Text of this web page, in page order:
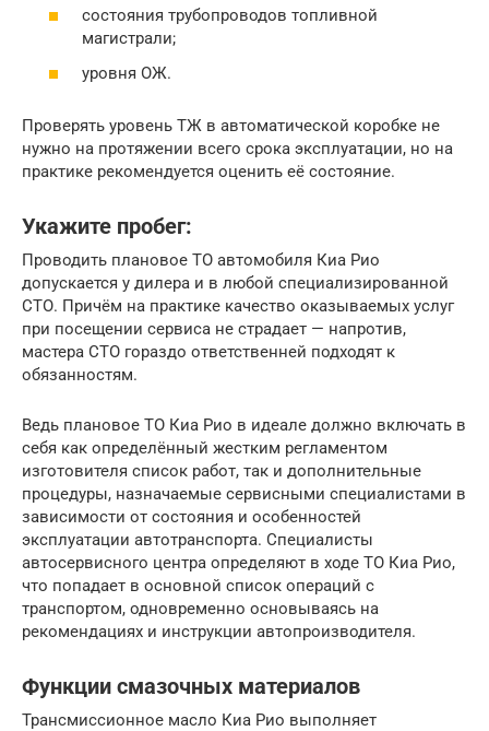
состояния трубопроводов топливной
магистрали;
уровня ОЖ.
Проверять уровень ТЖ в автоматической коробке не
нужно на протяжении всего срока эксплуатации, но на
практике рекомендуется оценить её состояние.
Укажите пробег:
Проводить плановое ТО автомобиля Киа Рио
допускается у дилера и в любой специализированной
СТО. Причём на практике качество оказываемых услуг
при посещении сервиса не страдает — напротив,
мастера СТО гораздо ответственней подходят к
обязанностям.
Ведь плановое ТО Киа Рио в идеале должно включать в
себя как определённый жестким регламентом
изготовителя список работ, так и дополнительные
процедуры, назначаемые сервисными специалистами в
зависимости от состояния и особенностей
эксплуатации автотранспорта. Специалисты
автосервисного центра определяют в ходе ТО Киа Рио,
что попадает в основной список операций с
транспортом, одновременно основываясь на
рекомендациях и инструкции автопроизводителя.
Функции смазочных материалов
Трансмиссионное масло Киа Рио выполняет